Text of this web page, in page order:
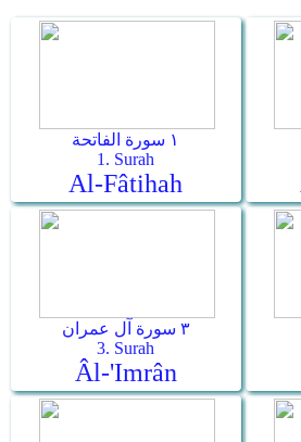
١ سورة الفاتحة
1. Surah
Al-Fâtihah
٣ سورة آل عمران
3. Surah
Âl-'Imrân